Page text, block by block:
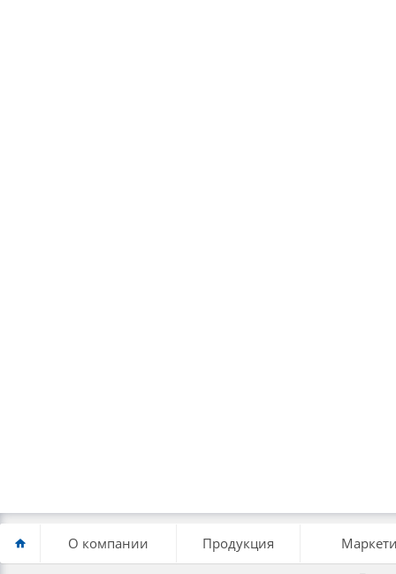
О компании Продукция